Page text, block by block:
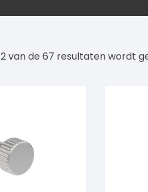
van de 67 resultaten wordt